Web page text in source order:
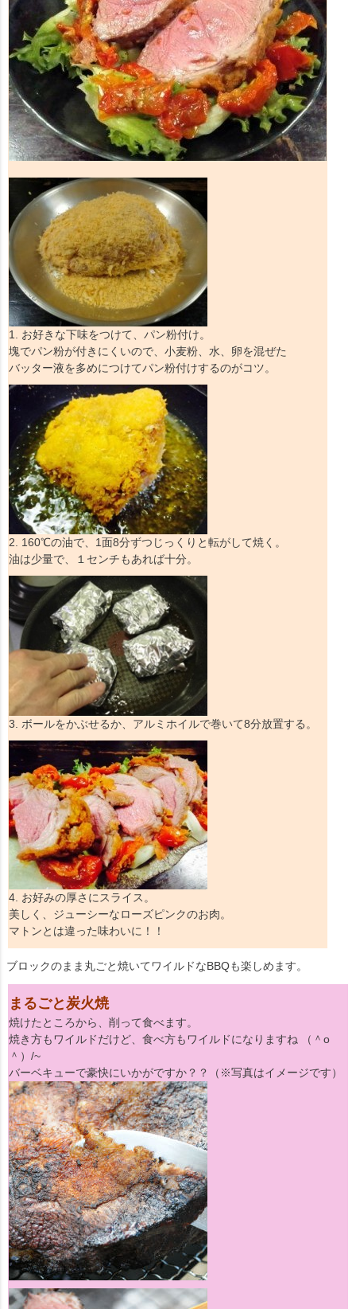
1. お好きな下味をつけて、パン粉付け。
塊でパン粉が付きにくいので、小麦粉、水、卵を混ぜた
バッター液を多めにつけてパン粉付けするのがコツ。
2. 160℃の油で、1面8分ずつじっくりと転がして焼く。
油は少量で、１センチもあれば十分。
3. ボールをかぶせるか、アルミホイルで巻いて8分放置する。
4. お好みの厚さにスライス。
美しく、ジューシーなローズピンクのお肉。
マトンとは違った味わいに！！
ブロックのまま丸ごと焼いてワイルドなBBQも楽しめます。
まるごと炭火焼
焼けたところから、削って食べます。
焼き方もワイルドだけど、食べ方もワイルドになりますね （＾o
＾）/~
バーベキューで豪快にいかがですか？？（※写真はイメージです）